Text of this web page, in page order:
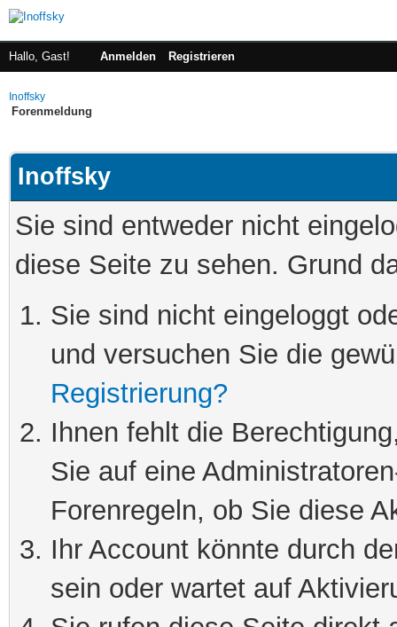
Hallo, Gast! Anmelden Registrieren
Inoffsky
Forenmeldung
Inoffsky
Sie sind entweder nicht
diese Seite zu sehen. Grund
Sie sind nicht eingeloggt
und versuchen Sie die
Registrierung?
Ihnen fehlt die
Sie auf eine
Forenregeln, ob Sie diese
Ihr Account könnte durch
sein oder wartet auf